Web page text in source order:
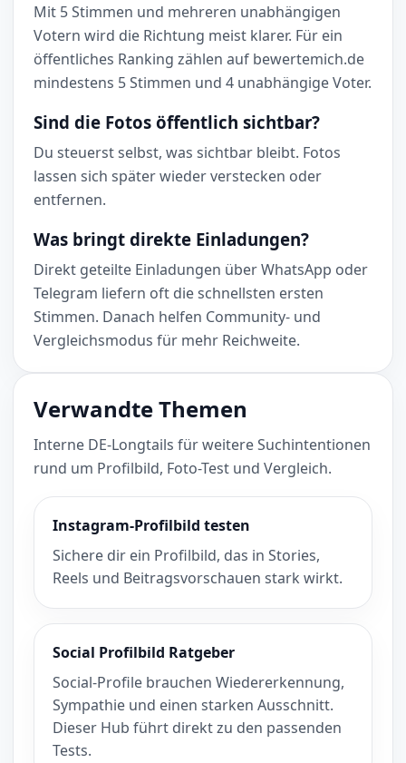
Mit 5 Stimmen und mehreren unabhängigen
Votern wird die Richtung meist klarer. Für ein
öffentliches Ranking zählen auf bewertemich.de
mindestens 5 Stimmen und 4 unabhängige Voter.
Sind die Fotos öffentlich sichtbar?
Du steuerst selbst, was sichtbar bleibt. Fotos
lassen sich später wieder verstecken oder
entfernen.
Was bringt direkte Einladungen?
Direkt geteilte Einladungen über WhatsApp oder
Telegram liefern oft die schnellsten ersten
Stimmen. Danach helfen Community- und
Vergleichsmodus für mehr Reichweite.
Verwandte Themen
Interne DE-Longtails für weitere Suchintentionen
rund um Profilbild, Foto-Test und Vergleich.
Instagram-Profilbild testen
Sichere dir ein Profilbild, das in Stories,
Reels und Beitragsvorschauen stark wirkt.
Social Profilbild Ratgeber
Social-Profile brauchen Wiedererkennung,
Sympathie und einen starken Ausschnitt.
Dieser Hub führt direkt zu den passenden
Tests.